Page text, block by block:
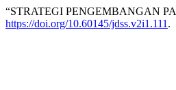
“STRATEGI PENGEMBANGAN
https://doi.org/10.60145/jdss.v2i1.111 .